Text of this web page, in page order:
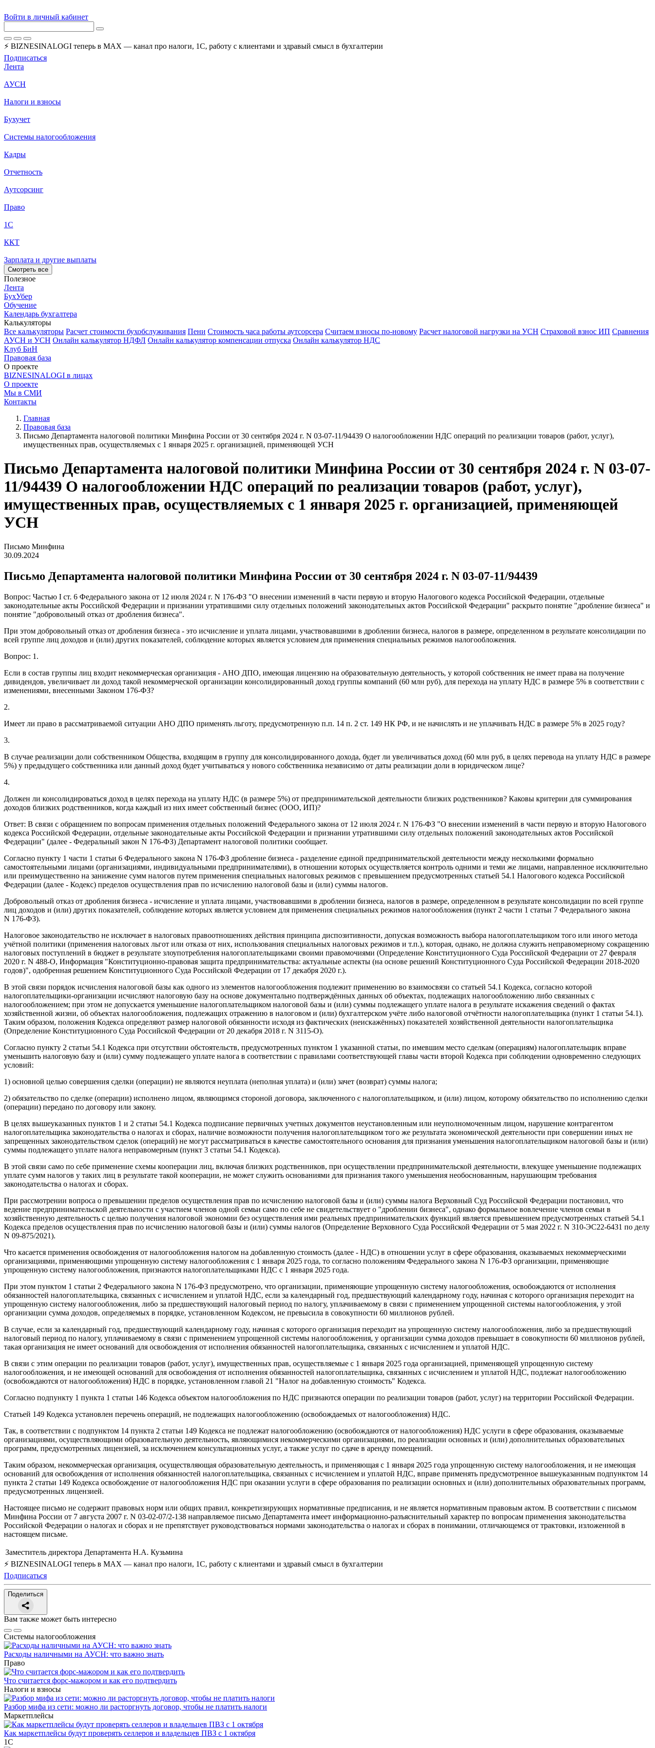
Войти в личный кабинет
⚡ BIZNESINALOGI теперь в MAX — канал про налоги, 1С, работу с клиентами и здравый смысл в бухгалтерии
Подписаться
Лента
АУСН
Налоги и взносы
Бухучет
Системы налогообложения
Кадры
Отчетность
Аутсорсинг
Право
1С
ККТ
Зарплата и другие выплаты
Смотреть все
Полезное
Лента
БухУбер
Обучение
Календарь бухгалтера
Калькуляторы
Все калькуляторы Расчет стоимости бухобслуживания Пени Стоимость часа работы аутсорсера Считаем взносы по-новому Расчет налоговой нагрузки на УСН Страховой взнос ИП Сравнения
АУСН и УСН Онлайн калькулятор НДФЛ Онлайн калькулятор компенсации отпуска Онлайн калькулятор НДС
Клуб БиН
Правовая база
О проекте
BIZNESINALOGI в лицах
О проекте
Мы в СМИ
Контакты
Главная
Правовая база
Письмо Департамента налоговой политики Минфина России от 30 сентября 2024 г. N 03-07-11/94439 О налогообложении НДС операций по реализации товаров (работ, услуг),
имущественных прав, осуществляемых с 1 января 2025 г. организацией, применяющей УСН
Письмо Департамента налоговой политики Минфина России от 30 сентября 2024 г. N 03-07-
11/94439 О налогообложении НДС операций по реализации товаров (работ, услуг),
имущественных прав, осуществляемых с 1 января 2025 г. организацией, применяющей
УСН
Письмо Минфина
30.09.2024
Письмо Департамента налоговой политики Минфина России от 30 сентября 2024 г. N 03-07-11/94439
Вопрос: Частью I ст. 6 Федерального закона от 12 июля 2024 г. N 176-ФЗ "О внесении изменений в части первую и вторую Налогового кодекса Российской Федерации, отдельные
законодательные акты Российской Федерации и признании утратившими силу отдельных положений законодательных актов Российской Федерации" раскрыто понятие "дробление бизнеса" и
понятие "добровольный отказ от дробления бизнеса".
При этом добровольный отказ от дробления бизнеса - это исчисление и уплата лицами, участвовавшими в дроблении бизнеса, налогов в размере, определенном в результате консолидации по
всей группе лиц доходов и (или) других показателей, соблюдение которых является условием для применения специальных режимов налогообложения.
Вопрос: 1.
Если в состав группы лиц входит некоммерческая организация - АНО ДПО, имеющая лицензию на образовательную деятельность, у которой собственник не имеет права на получение
дивидендов, увеличивает ли доход такой некоммерческой организации консолидированный доход группы компаний (60 млн руб), для перехода на уплату НДС в размере 5% в соответствии с
изменениями, внесенными Законом 176-ФЗ?
2.
Имеет ли право в рассматриваемой ситуации АНО ДПО применять льготу, предусмотренную п.п. 14 п. 2 ст. 149 НК РФ, и не начислять и не уплачивать НДС в размере 5% в 2025 году?
3.
В случае реализации доли собственником Общества, входящим в группу для консолидированного дохода, будет ли увеличиваться доход (60 млн руб, в целях перевода на уплату НДС в размере
5%) у предыдущего собственника или данный доход будет учитываться у нового собственника независимо от даты реализации доли в юридическом лице?
4.
Должен ли консолидироваться доход в целях перехода на уплату НДС (в размере 5%) от предпринимательской деятельности близких родственников? Каковы критерии для суммирования
доходов близких родственников, когда каждый из них имеет собственный бизнес (ООО, ИП)?
Ответ: В связи с обращением по вопросам применения отдельных положений Федерального закона от 12 июля 2024 г. N 176-ФЗ "О внесении изменений в части первую и вторую Налогового
кодекса Российской Федерации, отдельные законодательные акты Российской Федерации и признании утратившими силу отдельных положений законодательных актов Российской
Федерации" (далее - Федеральный закон N 176-ФЗ) Департамент налоговой политики сообщает.
Согласно пункту 1 части 1 статьи 6 Федерального закона N 176-ФЗ дробление бизнеса - разделение единой предпринимательской деятельности между несколькими формально
самостоятельными лицами (организациями, индивидуальными предпринимателями), в отношении которых осуществляется контроль одними и теми же лицами, направленное исключительно
или преимущественно на занижение сумм налогов путем применения специальных налоговых режимов с превышением предусмотренных статьей 54.1 Налогового кодекса Российской
Федерации (далее - Кодекс) пределов осуществления прав по исчислению налоговой базы и (или) суммы налогов.
Добровольный отказ от дробления бизнеса - исчисление и уплата лицами, участвовавшими в дроблении бизнеса, налогов в размере, определенном в результате консолидации по всей группе
лиц доходов и (или) других показателей, соблюдение которых является условием для применения специальных режимов налогообложения (пункт 2 части 1 статьи 7 Федерального закона
N 176-ФЗ).
Налоговое законодательство не исключает в налоговых правоотношениях действия принципа диспозитивности, допуская возможность выбора налогоплательщиком того или иного метода
учётной политики (применения налоговых льгот или отказа от них, использования специальных налоговых режимов и т.п.), которая, однако, не должна служить неправомерному сокращению
налоговых поступлений в бюджет в результате злоупотребления налогоплательщиками своими правомочиями (Определение Конституционного Суда Российской Федерации от 27 февраля
2020 г. N 488-О, Информация "Конституционно-правовая защита предпринимательства: актуальные аспекты (на основе решений Конституционного Суда Российской Федерации 2018-2020
годов)", одобренная решением Конституционного Суда Российской Федерации от 17 декабря 2020 г.).
В этой связи порядок исчисления налоговой базы как одного из элементов налогообложения подлежит применению во взаимосвязи со статьей 54.1 Кодекса, согласно которой
налогоплательщики-организации исчисляют налоговую базу на основе документально подтверждённых данных об объектах, подлежащих налогообложению либо связанных с
налогообложением; при этом не допускается уменьшение налогоплательщиком налоговой базы и (или) суммы подлежащего уплате налога в результате искажения сведений о фактах
хозяйственной жизни, об объектах налогообложения, подлежащих отражению в налоговом и (или) бухгалтерском учёте либо налоговой отчётности налогоплательщика (пункт 1 статьи 54.1).
Таким образом, положения Кодекса определяют размер налоговой обязанности исходя из фактических (неискажённых) показателей хозяйственной деятельности налогоплательщика
(Определение Конституционного Суда Российской Федерации от 20 декабря 2018 г. N 3115-О).
Согласно пункту 2 статьи 54.1 Кодекса при отсутствии обстоятельств, предусмотренных пунктом 1 указанной статьи, по имевшим место сделкам (операциям) налогоплательщик вправе
уменьшить налоговую базу и (или) сумму подлежащего уплате налога в соответствии с правилами соответствующей главы части второй Кодекса при соблюдении одновременно следующих
условий:
1) основной целью совершения сделки (операции) не являются неуплата (неполная уплата) и (или) зачет (возврат) суммы налога;
2) обязательство по сделке (операции) исполнено лицом, являющимся стороной договора, заключенного с налогоплательщиком, и (или) лицом, которому обязательство по исполнению сделки
(операции) передано по договору или закону.
В целях вышеуказанных пунктов 1 и 2 статьи 54.1 Кодекса подписание первичных учетных документов неустановленным или неуполномоченным лицом, нарушение контрагентом
налогоплательщика законодательства о налогах и сборах, наличие возможности получения налогоплательщиком того же результата экономической деятельности при совершении иных не
запрещенных законодательством сделок (операций) не могут рассматриваться в качестве самостоятельного основания для признания уменьшения налогоплательщиком налоговой базы и (или)
суммы подлежащего уплате налога неправомерным (пункт 3 статьи 54.1 Кодекса).
В этой связи само по себе применение схемы кооперации лиц, включая близких родственников, при осуществлении предпринимательской деятельности, влекущее уменьшение подлежащих
уплате сумм налогов у таких лиц в результате такой кооперации, не может служить основаниями для признания такого уменьшения необоснованным, нарушающим требования
законодательства о налогах и сборах.
При рассмотрении вопроса о превышении пределов осуществления прав по исчислению налоговой базы и (или) суммы налога Верховный Суд Российской Федерации постановил, что
ведение предпринимательской деятельности с участием членов одной семьи само по себе не свидетельствует о "дроблении бизнеса", однако формальное вовлечение членов семьи в
хозяйственную деятельность с целью получения налоговой экономии без осуществления ими реальных предпринимательских функций является превышением предусмотренных статьей 54.1
Кодекса пределов осуществления прав по исчислению налоговой базы и (или) суммы налогов (Определение Верховного Суда Российской Федерации от 5 мая 2022 г. N 310-ЭС22-6431 по делу
N 09-875/2021).
Что касается применения освобождения от налогообложения налогом на добавленную стоимость (далее - НДС) в отношении услуг в сфере образования, оказываемых некоммерческими
организациями, применяющими упрощенную систему налогообложения с 1 января 2025 года, то согласно положениям Федерального закона N 176-ФЗ организации, применяющие
упрощенную систему налогообложения, признаются налогоплательщиками НДС с 1 января 2025 года.
При этом пунктом 1 статьи 2 Федерального закона N 176-ФЗ предусмотрено, что организации, применяющие упрощенную систему налогообложения, освобождаются от исполнения
обязанностей налогоплательщика, связанных с исчислением и уплатой НДС, если за календарный год, предшествующий календарному году, начиная с которого организация переходит на
упрощенную систему налогообложения, либо за предшествующий налоговый период по налогу, уплачиваемому в связи с применением упрощенной системы налогообложения, у этой
организации сумма доходов, определяемых в порядке, установленном Кодексом, не превысила в совокупности 60 миллионов рублей.
В случае, если за календарный год, предшествующий календарному году, начиная с которого организация переходит на упрощенную систему налогообложения, либо за предшествующий
налоговый период по налогу, уплачиваемому в связи с применением упрощенной системы налогообложения, у организации сумма доходов превышает в совокупности 60 миллионов рублей,
такая организация не имеет оснований для освобождения от исполнения обязанностей налогоплательщика, связанных с исчислением и уплатой НДС.
В связи с этим операции по реализации товаров (работ, услуг), имущественных прав, осуществляемые с 1 января 2025 года организацией, применяющей упрощенную систему
налогообложения, и не имеющей оснований для освобождения от исполнения обязанностей налогоплательщика, связанных с исчислением и уплатой НДС, подлежат налогообложению
(освобождаются от налогообложения) НДС в порядке, установленном главой 21 "Налог на добавленную стоимость" Кодекса.
Согласно подпункту 1 пункта 1 статьи 146 Кодекса объектом налогообложения по НДС признаются операции по реализации товаров (работ, услуг) на территории Российской Федерации.
Статьей 149 Кодекса установлен перечень операций, не подлежащих налогообложению (освобождаемых от налогообложения) НДС.
Так, в соответствии с подпунктом 14 пункта 2 статьи 149 Кодекса не подлежат налогообложению (освобождаются от налогообложения) НДС услуги в сфере образования, оказываемые
организациями, осуществляющими образовательную деятельность, являющимися некоммерческими организациями, по реализации основных и (или) дополнительных образовательных
программ, предусмотренных лицензией, за исключением консультационных услуг, а также услуг по сдаче в аренду помещений.
Таким образом, некоммерческая организация, осуществляющая образовательную деятельность, и применяющая с 1 января 2025 года упрощенную систему налогообложения, и не имеющая
оснований для освобождения от исполнения обязанностей налогоплательщика, связанных с исчислением и уплатой НДС, вправе применять предусмотренное вышеуказанным подпунктом 14
пункта 2 статьи 149 Кодекса освобождение от налогообложения НДС при оказании услуги в сфере образования по реализации основных и (или) дополнительных образовательных программ,
предусмотренных лицензией.
Настоящее письмо не содержит правовых норм или общих правил, конкретизирующих нормативные предписания, и не является нормативным правовым актом. В соответствии с письмом
Минфина России от 7 августа 2007 г. N 03-02-07/2-138 направляемое письмо Департамента имеет информационно-разъяснительный характер по вопросам применения законодательства
Российской Федерации о налогах и сборах и не препятствует руководствоваться нормами законодательства о налогах и сборах в понимании, отличающемся от трактовки, изложенной в
настоящем письме.
Заместитель директора Департамента Н.А. Кузьмина
⚡ BIZNESINALOGI теперь в MAX — канал про налоги, 1С, работу с клиентами и здравый смысл в бухгалтерии
Подписаться
Поделиться
Вам также может быть интересно
Системы налогообложения
Расходы наличными на АУСН: что важно знать
Право
Что считается форс-мажором и как его подтвердить
Налоги и взносы
Разбор мифа из сети: можно ли расторгнуть договор, чтобы не платить налоги
Маркетплейсы
Как маркетплейсы будут проверять селлеров и владельцев ПВЗ с 1 октября
1С